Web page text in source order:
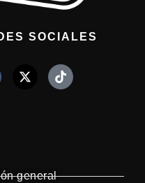
SOCIALES
general